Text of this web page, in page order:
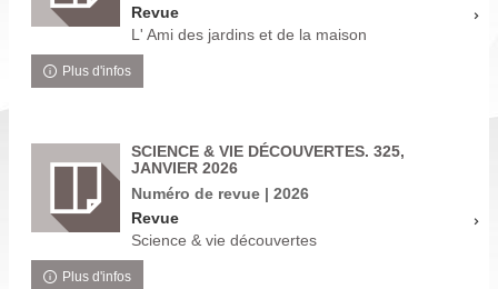
Revue
L' Ami des jardins et de la maison
Plus d'infos
SCIENCE & VIE DÉCOUVERTES. 325,
JANVIER 2026
Numéro de revue | 2026
Revue
Science & vie découvertes
Plus d'infos